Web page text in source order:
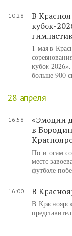
10:28
В
кубок-
1 мая в
кубок-
больше 900
28 апреля
16:58
«Эмоции
в
По итогам
место
футболе
16:00 В
В